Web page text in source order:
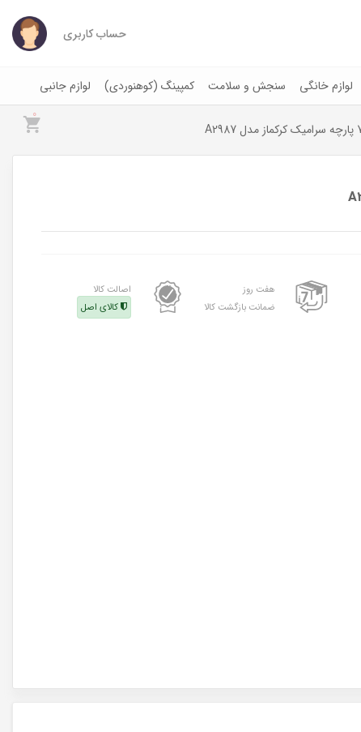
حساب کاربری
لوازم خانگی سنجش و سلامت کمپینگ (کوهنوردی) لوازم جانبی
0
هفت روز
ضمانت بازگشت کالا
اصالت کالا
کالای اصل